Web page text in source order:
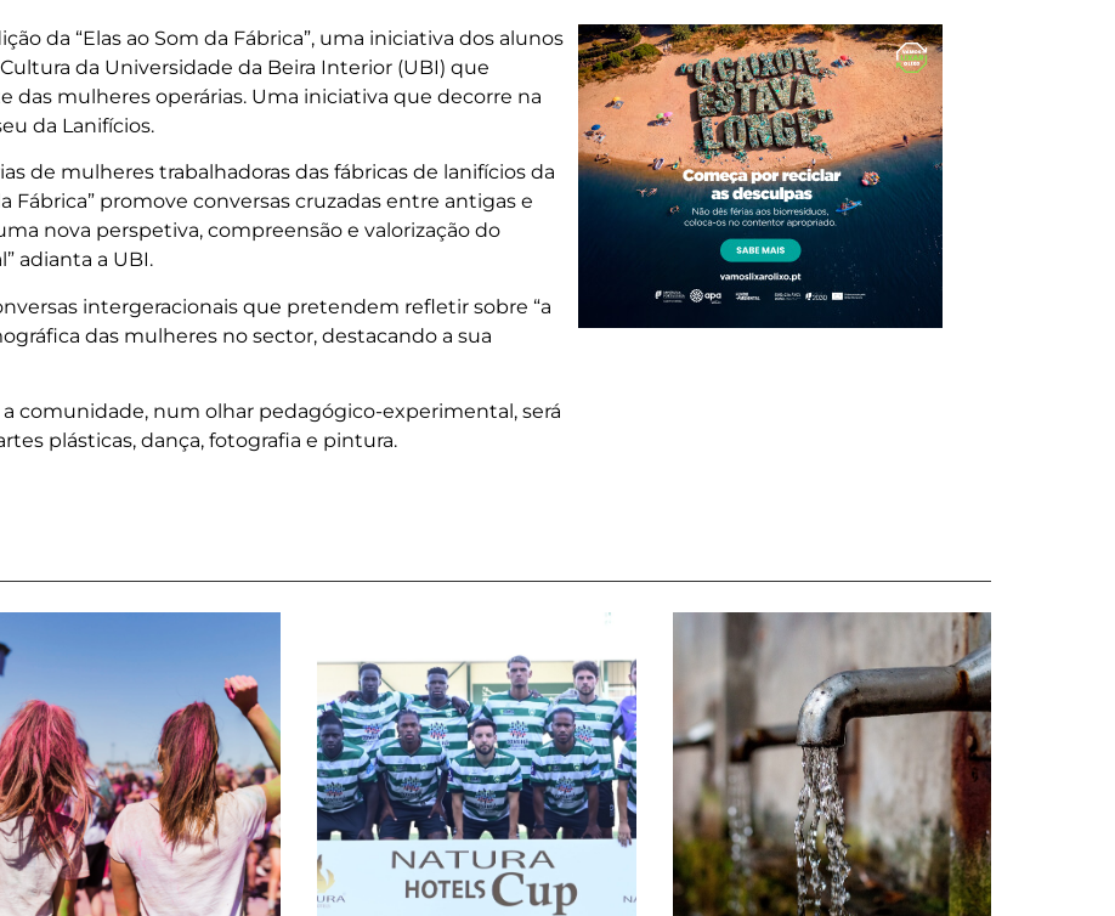
da “Elas ao Som da Fábrica”, uma iniciativa dos alunos
da Universidade da Beira Interior (UBI) que
das mulheres operárias. Uma iniciativa que decorre na
da Lanifícios.
de mulheres trabalhadoras das fábricas de lanifícios da
Fábrica” promove conversas cruzadas entre antigas e
nova perspetiva, compreensão e valorização do
adianta a UBI.
intergeracionais que pretendem refletir sobre “a
das mulheres no sector, destacando a sua
comunidade, num olhar pedagógico-experimental, será
plásticas, dança, fotografia e pintura.